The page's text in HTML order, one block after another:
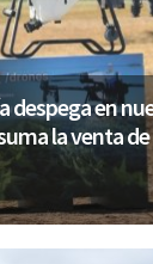
despega en
la venta